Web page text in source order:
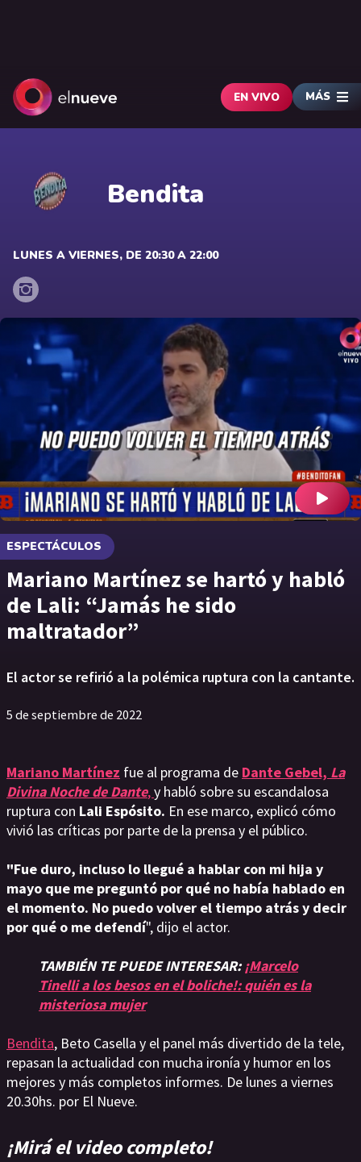
EN VIVO MÁS
Bendita
LUNES A VIERNES, DE 20:30 A 22:00
ESPECTÁCULOS
Mariano Martínez se hartó y habló
de Lali: “Jamás he sido
maltratador”
El actor se refirió a la polémica ruptura con la cantante.
5 de septiembre de 2022
Mariano Martínez fue al programa de Dante Gebel, La
Divina Noche de Dante,y habló sobre su escandalosa
ruptura con Lali Espósito. En ese marco, explicó cómo
vivió las críticas por parte de la prensa y el público.
"Fue duro, incluso lo llegué a hablar con mi hija y
mayo que me preguntó por qué no había hablado en
el momento. No puedo volver el tiempo atrás y decir
por qué o me defendí", dijo el actor.
TAMBIÉN TE PUEDE INTERESAR:¡Marcelo
Tinelli a los besos en el boliche!: quién es la
misteriosa mujer
Bendita, Beto Casella y el panel más divertido de la tele,
repasan la actualidad con mucha ironía y humor en los
mejores y más completos informes. De lunes a viernes
20.30hs. por El Nueve.
¡Mirá el video completo!